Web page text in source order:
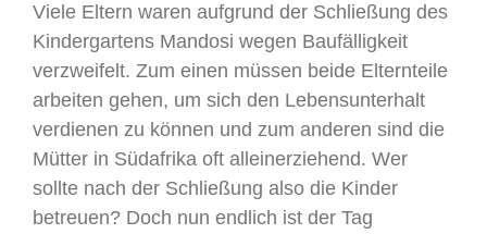
Viele Eltern waren aufgrund der Schließung des
Kindergartens Mandosi wegen Baufälligkeit
verzweifelt. Zum einen müssen beide Elternteile
arbeiten gehen, um sich den Lebensunterhalt
verdienen zu können und zum anderen sind die
Mütter in Südafrika oft alleinerziehend. Wer
sollte nach der Schließung also die Kinder
betreuen? Doch nun endlich ist der Tag